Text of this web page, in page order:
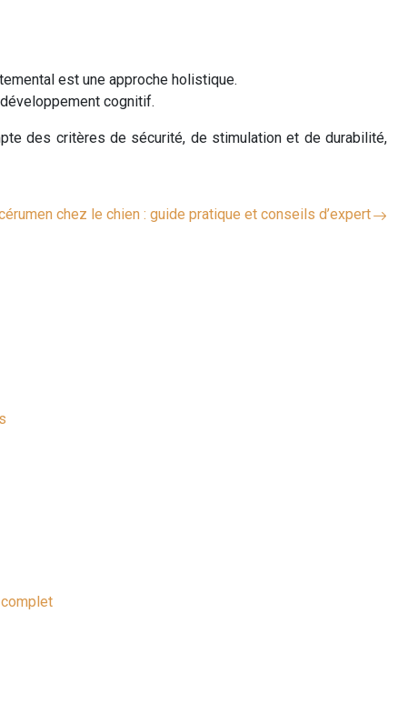
est une approche holistique.
cognitif.
des critères de sécurité, de stimulation et de durabilité,
chez le chien : guide pratique et conseils d’expert